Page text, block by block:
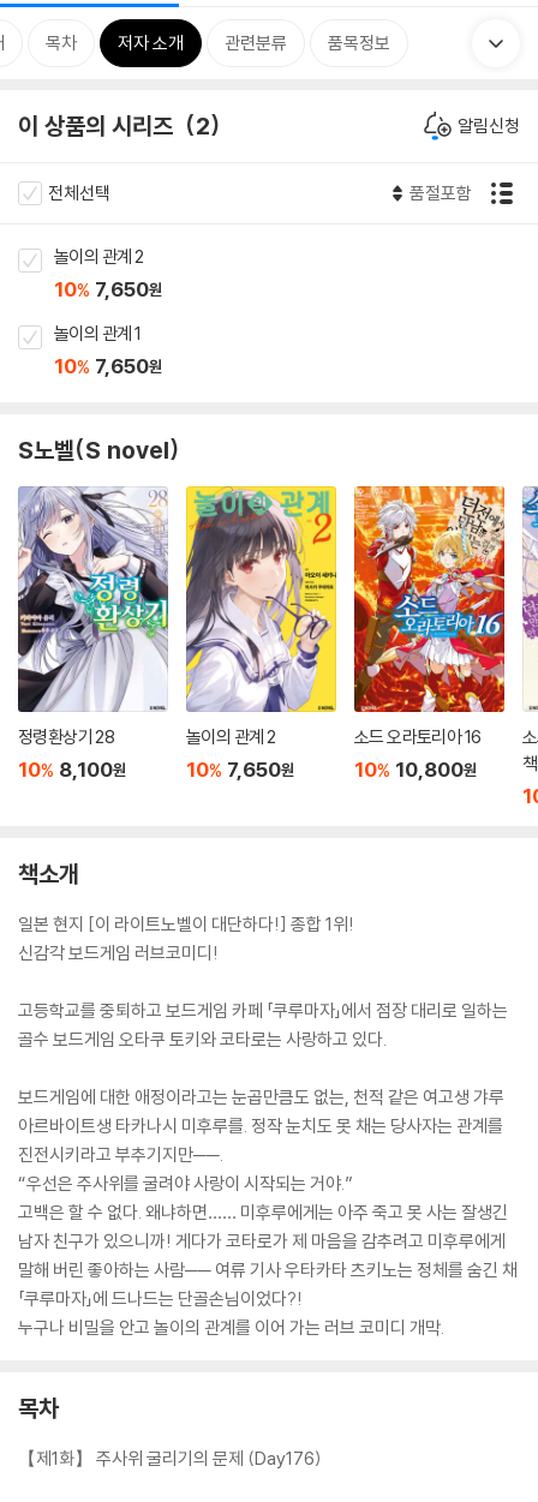
목차 저자 소개 관련분류 품목정보
이 상품의 시리즈 2 알림신청
전체선택 품절포함
놀이의 관계 2
10% 7,650원
놀이의 관계 1
10% 7,650원
S노벨(S novel)
정령환상기 28
10% 8,100원
놀이의 관계 2
10% 7,650원
소드 오라토리아 16
10% 10,800원
책소개
일본 현지 [이 라이트노벨이 대단하다!] 종합 1위!
신감각 보드게임 러브코미디!
고등학교를 중퇴하고 보드게임 카페 「쿠루마자」에서 점장 대리로 일하는
골수 보드게임 오타쿠 토키와 코타로는 사랑하고 있다.
보드게임에 대한 애정이라고는 눈곱만큼도 없는, 천적 같은 여고생 갸루
아르바이트생 타카나시 미후루를. 정작 눈치도 못 채는 당사자는 관계를
진전시키라고 부추기지만──.
“우선은 주사위를 굴려야 사랑이 시작되는 거야.”
고백은 할 수 없다. 왜냐하면…… 미후루에게는 아주 죽고 못 사는 잘생긴
남자 친구가 있으니까! 게다가 코타로가 제 마음을 감추려고 미후루에게
말해 버린 좋아하는 사람── 여류 기사 우타카타 츠키노는 정체를 숨긴 채
「쿠루마자」에 드나드는 단골손님이었다?!
누구나 비밀을 안고 놀이의 관계를 이어 가는 러브 코미디 개막.
목차
【제1화】 주사위 굴리기의 문제 (Day176)